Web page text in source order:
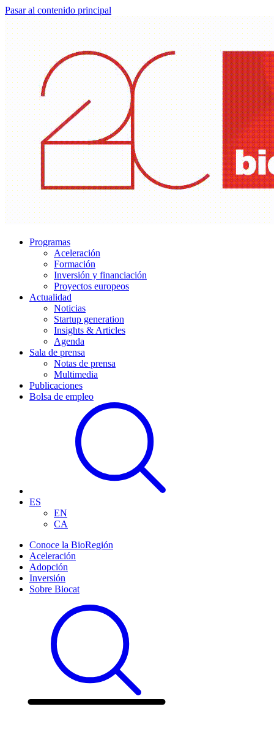
Pasar al contenido principal
Programas
Aceleración
Formación
Inversión y financiación
Proyectos europeos
Actualidad
Noticias
Startup generation
Insights & Articles
Agenda
Sala de prensa
Notas de prensa
Multimedia
Publicaciones
Bolsa de empleo
ES
EN
CA
Conoce la BioRegión
Aceleración
Adopción
Inversión
Sobre Biocat